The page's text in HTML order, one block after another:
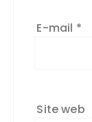
E-mail *
Site web